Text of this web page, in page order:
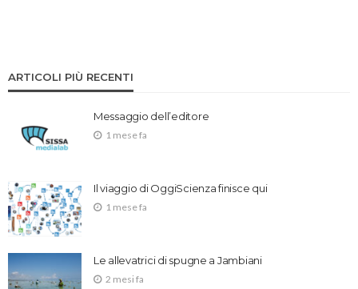
ARTICOLI PIÙ RECENTI
Messaggio dell’editore
1 mese fa
Il viaggio di OggiScienza finisce qui
1 mese fa
Le allevatrici di spugne a Jambiani
2 mesi fa